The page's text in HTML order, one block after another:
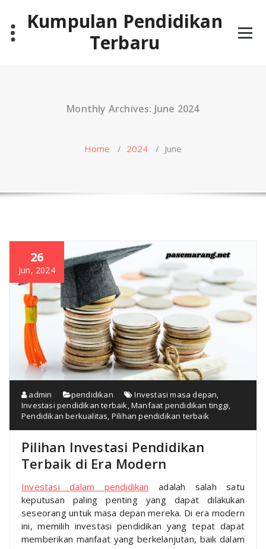
contentKumpulan Pendidikan
Terbaru
Monthly Archives: June 2024
Home / 2024 / June
26
Jun, 2024
admin pendidikan Investasi masa depan
Investasi pendidikan terbaik ,Manfaat pendidikan tinggi
Pendidikan berkualitas Pilihan pendidikan terbaik
Pilihan Investasi Pendidikan
Terbaik di Era Modern
Investasi dalam pendidikan adalah salah satu
keputusan paling penting yang dapat dilakukan
seseorang untuk masa depan mereka. Di era modern
ini, memilih investasi pendidikan yang tepat dapat
memberikan manfaat yang berkelanjutan, baik dalam